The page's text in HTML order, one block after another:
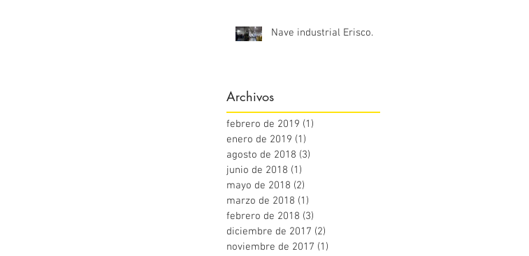
Nave industrial Erisco.
Archivos
febrero de 2019 (1)
enero de 2019 (1)
agosto de 2018 (3)
junio de 2018 (1)
mayo de 2018 (2)
marzo de 2018 (1)
febrero de 2018 (3)
diciembre de 2017 (2)
noviembre de 2017 (1)